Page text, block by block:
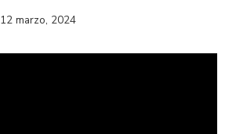
12 marzo, 2024